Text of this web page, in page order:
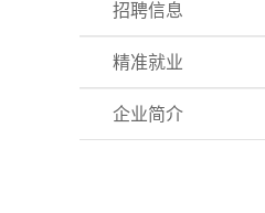
招聘信息
精准就业
企业简介